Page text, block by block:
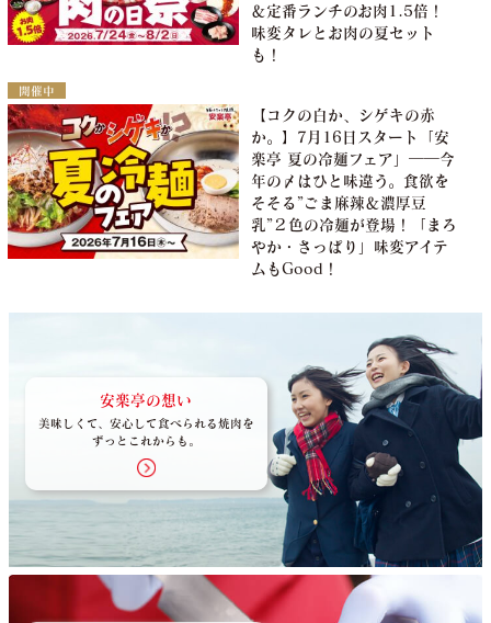
＆定番ランチのお肉1.5倍！
味変タレとお肉の夏セット
も！
開催中
【コクの白か、シゲキの赤
か。】7月16日スタート「安
楽亭 夏の冷麺フェア」――今
年の〆はひと味違う。食欲を
そそる”ごま麻辣＆濃厚豆
乳”２色の冷麺が登場！「まろ
やか・さっぱり」味変アイテ
ムもGood！
安楽亭の想い
美味しくて、安心して食べられる焼肉を
ずっとこれからも。